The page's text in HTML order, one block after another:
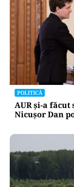
POLITICĂ
AUR și-a făcut
Nicușor Dan